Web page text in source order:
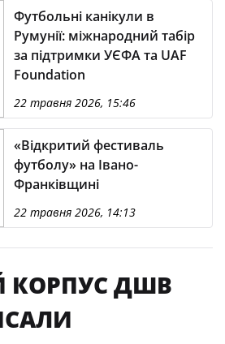
Футбольні канікули в
Румунії: міжнародний табір
за підтримки УЄФА та UAF
Foundation
22 травня 2026, 15:46
«Відкритий фестиваль
футболу» на Івано-
Франківщині
22 травня 2026, 14:13
КОРПУС ДШВ